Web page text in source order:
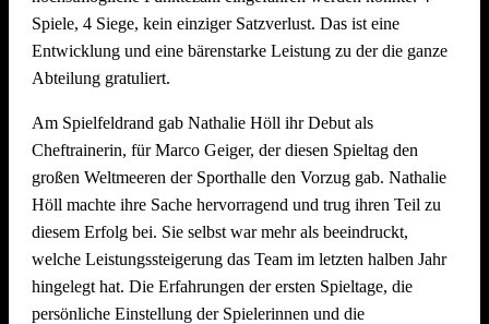
9.
Auf die Mütze
10.
Knaller
11.
Die Heilige Dreifaltigkeit
Wir freuen uns schon jetzt auf den5. Offenauer
Beachvolleyball Cup Ende Juni 2027– und hoffen, euch
alle (wieder) auf dem Sand begrüßen zu dürfen!
Spiele, 4 Siege, kein einziger Satzverlust. Das ist eine
Entwicklung und eine bärenstarke Leistung zu der die ganze
Abteilung gratuliert.
Am Spielfeldrand gab Nathalie Höll ihr Debut als
Cheftrainerin, für Marco Geiger, der diesen Spieltag den
großen Weltmeeren der Sporthalle den Vorzug gab. Nathalie
Höll machte ihre Sache hervorragend und trug ihren Teil zu
diesem Erfolg bei. Sie selbst war mehr als beeindruckt,
welche Leistungssteigerung das Team im letzten halben Jahr
hingelegt hat. Die Erfahrungen der ersten Spieltage, die
persönliche Einstellung der Spielerinnen und die